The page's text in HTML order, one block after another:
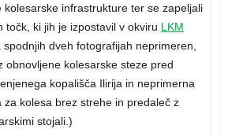
kolesarske infrastrukture ter se zapeljali
točk, ki jih je izpostavil v okviru LKM
spodnjih dveh fotografijah neprimeren,
obnovljene kolesarske steze pred
kopališča Ilirija in neprimerna
za kolesa brez strehe in predaleč z
stojali.)